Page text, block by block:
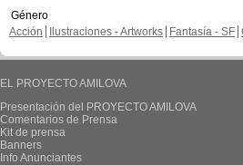
Género
Acción
Ilustraciones - Artworks Fantasía - SF
EL PROYECTO AMILOVA
Presentación del PROYECTO AMILOVA
Comentarios de Prensa
Kit de prensa
Banners
Info Anunciantes